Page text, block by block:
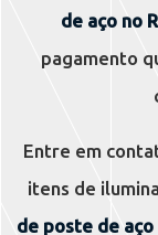
de aço no
pagamento
Entre em
itens de
de poste de aço